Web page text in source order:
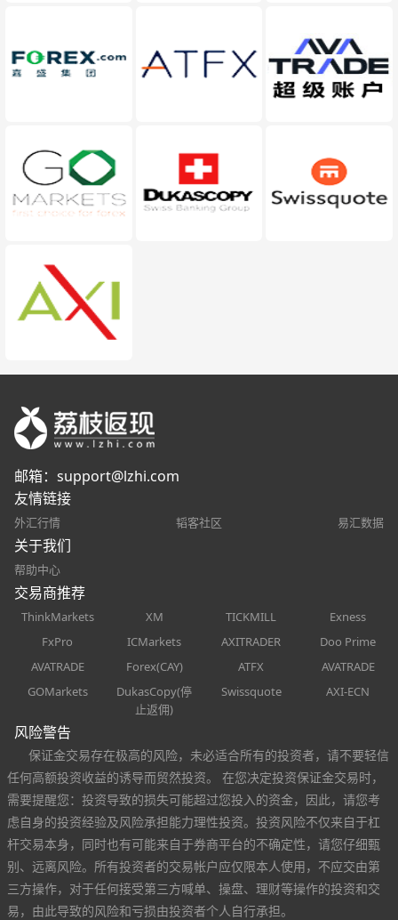
邮箱： support@lzhi.com
友情链接
外汇行情 韬客社区 易汇数据
关于我们
帮助中心
交易商推荐
ThinkMarkets XM TICKMILL
Exness
FxPro
ICMarkets AXITRADER
Doo Prime
AVATRADE
Forex(CAY) ATFX
AVATRADE
GOMarkets
DukasCopy(停
止返佣)
Swissquote AXI-ECN
风险警告
保证金交易存在极高的风险，未必适合所有的投资者，请不要轻信
任何高额投资收益的诱导而贸然投资。 在您决定投资保证金交易时，
需要提醒您：投资导致的损失可能超过您投入的资金，因此，请您考
虑自身的投资经验及风险承担能力理性投资。投资风险不仅来自于杠
杆交易本身，同时也有可能来自于券商平台的不确定性，请您仔细甄
别、远离风险。所有投资者的交易帐户应仅限本人使用，不应交由第
三方操作，对于任何接受第三方喊单、操盘、理财等操作的投资和交
易，由此导致的风险和亏损由投资者个人自行承担。